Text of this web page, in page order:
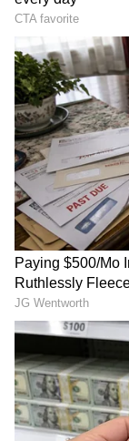
50 కేజీల ఫ్రీస్టైల్
బరువుతో
కు స్వాగతం
మాలిక్‌లతో సహా
మంది